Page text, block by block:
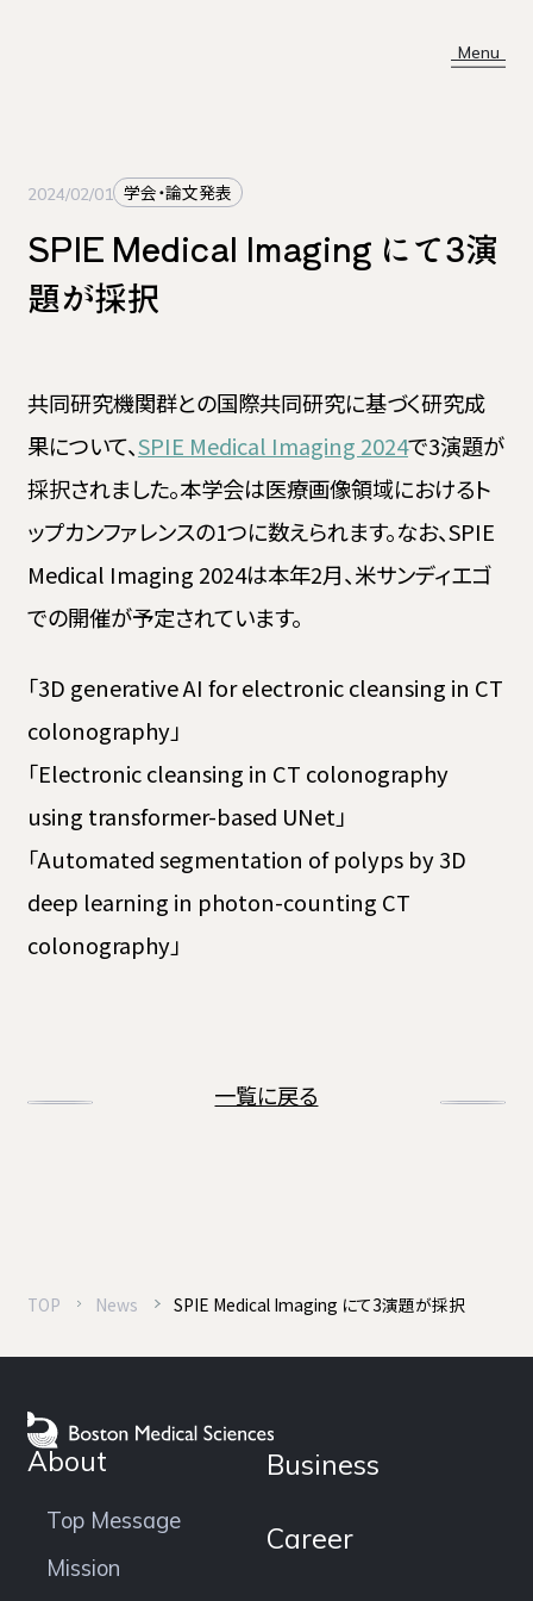
About
Mission
Company
Business
News
Contact
Language
日本語English
Menu
2024/02/01 学会・論文発表
SPIE Medical Imaging にて3演
題が採択
共同研究機関群との国際共同研究に基づく研究成
果について、SPIE Medical Imaging 2024で3演題が
採択されました。本学会は医療画像領域におけるト
ップカンファレンスの1つに数えられます。なお、SPIE
Medical Imaging 2024は本年2月、米サンディエゴ
での開催が予定されています。
「3D generative AI for electronic cleansing in CT
colonography」
「Electronic cleansing in CT colonography
using transformer-based UNet」
「Automated segmentation of polyps by 3D
deep learning in photon-counting CT
colonography」
一覧に戻る
TOP News SPIE Medical Imaging にて3演題が採択
About
Top Message
Mission
Business
Career